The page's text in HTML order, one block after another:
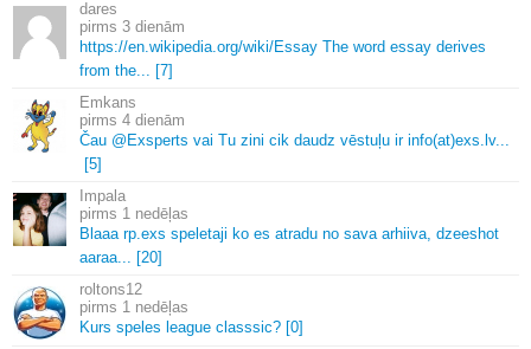
dares
3 dienām
https://en. wikipedia. org/wiki/Essay The word essay derives
from the.
[7]
Emkans
4 dienām
Čau @Exsperts vai Tu zini cik daudz vēstuļu ir info(at)exs. lv.
[5]
Impala
1 nedēļas
Blaaa rp. exs speletaji ko es atradu no sava arhiiva, dzeeshot
aaraa.
[20]
roltons12
1 nedēļas
Kurs speles league classsic? [0]